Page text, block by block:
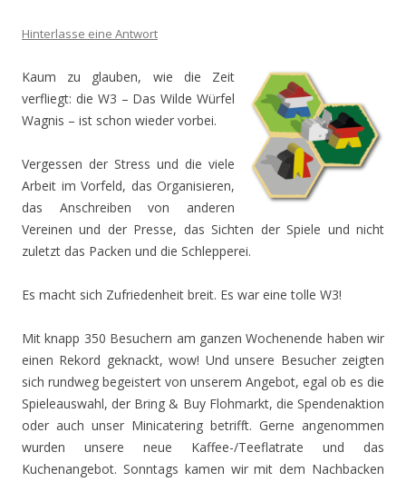
Hinterlasse eine Antwort
Kaum zu glauben, wie die Zeit
verfliegt: die W3 – Das Wilde Würfel
Wagnis – ist schon wieder vorbei.
Vergessen der Stress und die viele
Arbeit im Vorfeld, das Organisieren,
das Anschreiben von anderen
Vereinen und der Presse, das Sichten der Spiele und nicht
zuletzt das Packen und die Schlepperei.
Es macht sich Zufriedenheit breit. Es war eine tolle W3!
Mit knapp 350 Besuchern am ganzen Wochenende haben wir
einen Rekord geknackt, wow! Und unsere Besucher zeigten
sich rundweg begeistert von unserem Angebot, egal ob es die
Spieleauswahl, der Bring & Buy Flohmarkt, die Spendenaktion
oder auch unser Minicatering betrifft. Gerne angenommen
wurden unsere neue Kaffee-/Teeflatrate und das
Kuchenangebot. Sonntags kamen wir mit dem Nachbacken